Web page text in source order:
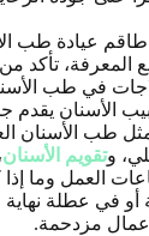
عيادة طب
المعرفة، تأكد
في طب
الأسنان يقدم
مثل طب الأسنان
وتقويم الأسنان
العمل وما إذا
أو في عطلة نهاية
مزدحمة.